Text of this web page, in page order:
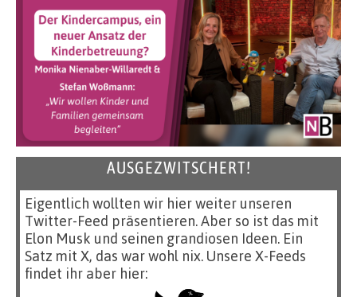
AUSGEZWITSCHERT!
Eigentlich wollten wir hier weiter unseren
Twitter-Feed präsentieren. Aber so ist das mit
Elon Musk und seinen grandiosen Ideen. Ein
Satz mit X, das war wohl nix. Unsere X-Feeds
findet ihr aber hier: